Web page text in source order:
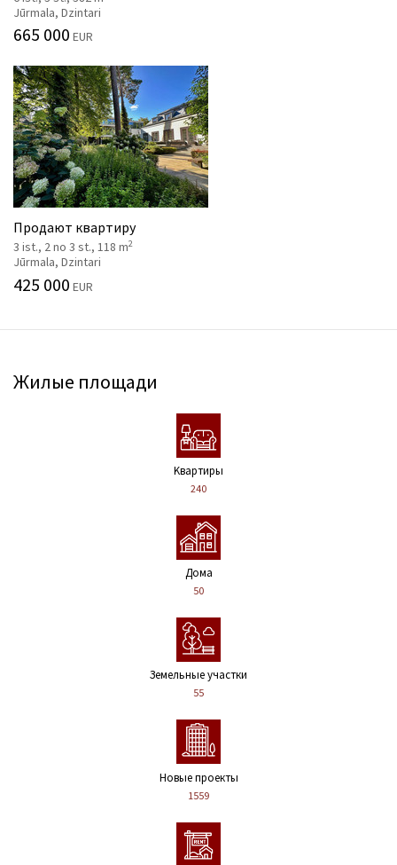
Jūrmala, Dzintari
665 000 EUR
Продают квартиру
3 ist., 2 no 3 st., 118 m2
Jūrmala, Dzintari
425 000 EUR
Жилые площади
Kвартиры
240
Дома
50
Земельные участки
55
Новые проекты
1559